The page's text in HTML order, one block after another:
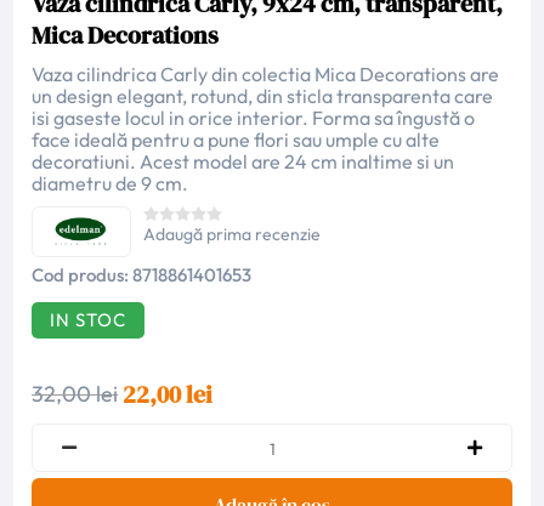
Mica Decorations
Vaza cilindrica Carly din colectia Mica Decorations are
un design elegant, rotund, din sticla transparenta care
isi gaseste locul in orice interior. Forma sa îngustă o
face ideală pentru a pune flori sau umple cu alte
decoratiuni. Acest model are 24 cm inaltime si un
diametru de 9 cm.
Adaugă prima recenzie
Cod produs: 8718861401653
IN STOC
32,00 lei 22,00 lei